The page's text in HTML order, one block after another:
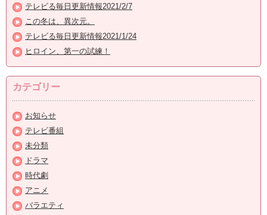
テレビる毎日更新情報2021/2/7
この冬は、異次元。
テレビる毎日更新情報2021/1/24
ヒロイン、第一の試練！
カテゴリー
お知らせ
テレビ番組
未分類
ドラマ
時代劇
アニメ
バラエティ